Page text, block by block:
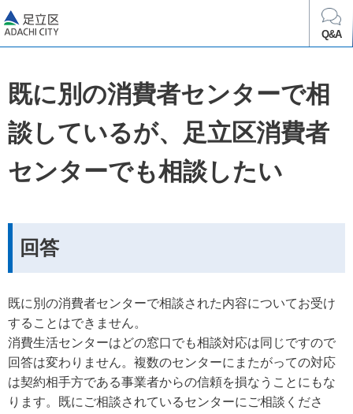
Q&A
既に別の消費者センターで相
談しているが、足立区消費者
センターでも相談したい
回答
既に別の消費者センターで相談された内容についてお受け
することはできません。
消費生活センターはどの窓口でも相談対応は同じですので
回答は変わりません。複数のセンターにまたがっての対応
は契約相手方である事業者からの信頼を損なうことにもな
ります。既にご相談されているセンターにご相談くださ